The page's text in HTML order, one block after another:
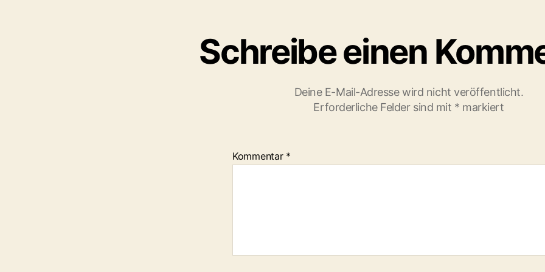
Schreibe einen
Deine E-Mail-Adresse wird nicht veröffentlicht.
Erforderliche Felder sind mit * markiert
Kommentar *